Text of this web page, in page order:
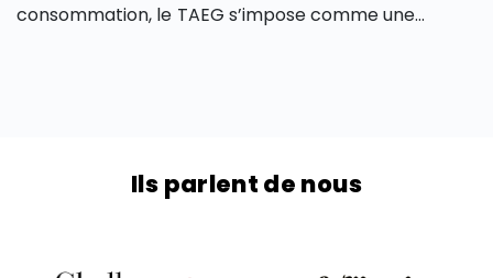
consommation, le TAEG s’impose comme une
crédit à la consommation. Découvrons-en plus sur le
Ils parlent de nous